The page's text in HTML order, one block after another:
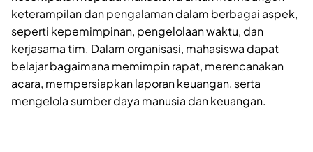
keterampilan dan pengalaman dalam berbagai aspek,
seperti kepemimpinan, pengelolaan waktu, dan
kerjasama tim. Dalam organisasi, mahasiswa dapat
belajar bagaimana memimpin rapat, merencanakan
acara, mempersiapkan laporan keuangan, serta
mengelola sumber daya manusia dan keuangan.